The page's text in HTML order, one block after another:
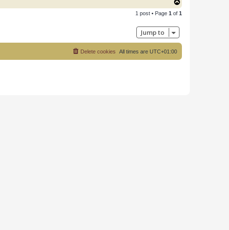
p
1 post • Page 1 of 1
Jump to
All times are UTC+01:00
Delete cookies